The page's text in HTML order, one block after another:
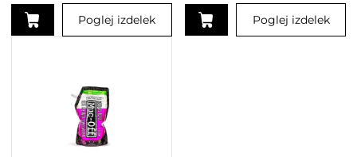
Poglej izdelek Poglej izdelek